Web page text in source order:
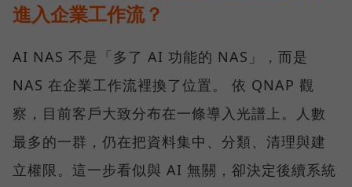
進入企業工作流？
AI NAS 不是「多了 AI 功能的 NAS」，而是
NAS 在企業工作流裡換了位置。 依 QNAP 觀
察，目前客戶大致分布在一條導入光譜上。人數
最多的一群，仍在把資料集中、分類、清理與建
立權限。這一步看似與 AI 無關，卻決定後續系統